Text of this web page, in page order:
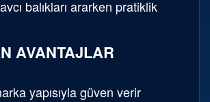
balıkları ararken pratiklik
AVANTAJLAR
yapısıyla güven verir